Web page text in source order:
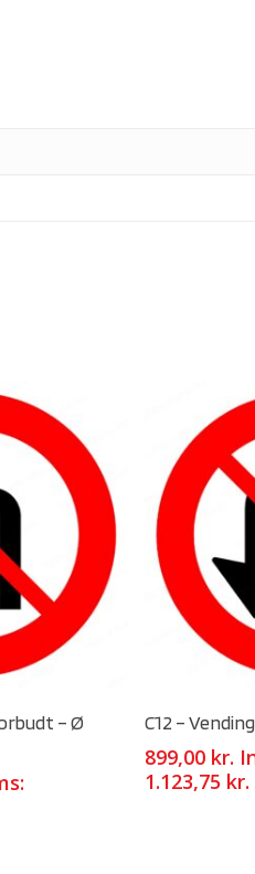
– Ø
C12 –
899,00 kr.
1.123,75 kr.